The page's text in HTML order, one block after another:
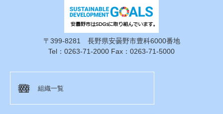
〒399-8281 長野県安曇野市豊科6000番地
Tel：0263-71-2000 Fax：0263-71-5000
組織一覧